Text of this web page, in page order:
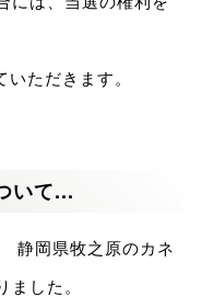
ただきます。
いて...
静岡県牧之原のカネ
ました。